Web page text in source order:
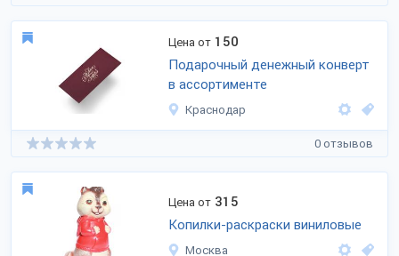
Цена от 150
Подарочный денежный конверт
в ассортименте
Краснодар
0 отзывов
Цена от 315
Копилки-раскраски виниловые
Москва